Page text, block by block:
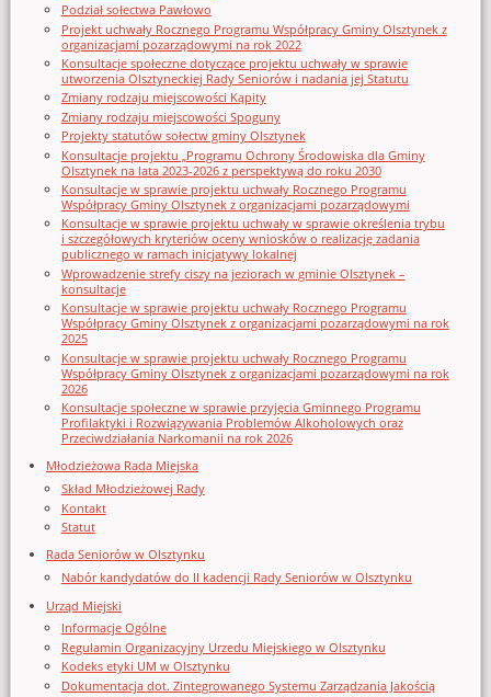
Podział sołectwa Pawłowo
Projekt uchwały Rocznego Programu Współpracy Gminy Olsztynek z
organizacjami pozarządowymi na rok 2022
Konsultacje społeczne dotyczące projektu uchwały w sprawie
utworzenia Olsztyneckiej Rady Seniorów i nadania jej Statutu
Zmiany rodzaju miejscowości Kąpity
Zmiany rodzaju miejscowości Spoguny
Projekty statutów sołectw gminy Olsztynek
Konsultacje projektu „Programu Ochrony Środowiska dla Gminy
Olsztynek na lata 2023-2026 z perspektywą do roku 2030
Konsultacje w sprawie projektu uchwały Rocznego Programu
Współpracy Gminy Olsztynek z organizacjami pozarządowymi
Konsultacje w sprawie projektu uchwały w sprawie określenia trybu
i szczegółowych kryteriów oceny wniosków o realizację zadania
publicznego w ramach inicjatywy lokalnej
Wprowadzenie strefy ciszy na jeziorach w gminie Olsztynek –
konsultacje
Konsultacje w sprawie projektu uchwały Rocznego Programu
Współpracy Gminy Olsztynek z organizacjami pozarządowymi na rok
2025
Konsultacje w sprawie projektu uchwały Rocznego Programu
Współpracy Gminy Olsztynek z organizacjami pozarządowymi na rok
2026
Konsultacje społeczne w sprawie przyjęcia Gminnego Programu
Profilaktyki i Rozwiązywania Problemów Alkoholowych oraz
Przeciwdziałania Narkomanii na rok 2026
Młodzieżowa Rada Miejska
Skład Młodzieżowej Rady
Kontakt
Statut
Rada Seniorów w Olsztynku
Nabór kandydatów do II kadencji Rady Seniorów w Olsztynku
Urząd Miejski
Informacje Ogólne
Regulamin Organizacyjny Urzedu Miejskiego w Olsztynku
Kodeks etyki UM w Olsztynku
Dokumentacja dot. Zintegrowanego Systemu Zarządzania Jakością